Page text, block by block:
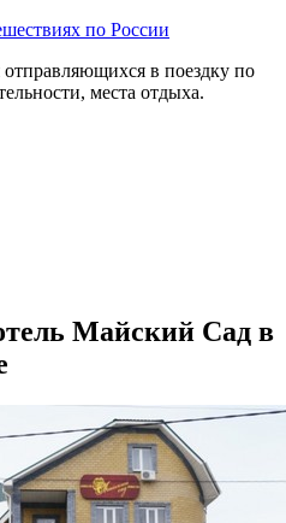
по России
отправляющихся в поездку по
места отдыха.
Майский Сад в